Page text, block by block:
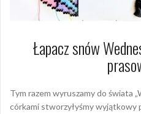
Łapacz snów
Tym razem wyruszamy do świata
córkami stworzyłyśmy